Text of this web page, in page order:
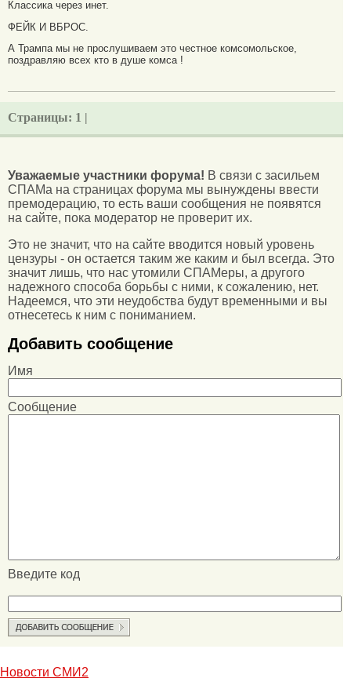
Классика через инет.
ФЕЙК И ВБРОС.
А Трампа мы не прослушиваем это честное комсомольское,
поздравляю всех кто в душе комса !
Страницы: 1 |
Уважаемые участники форума! В связи с засильем
СПАМа на страницах форума мы вынуждены ввести
премодерацию, то есть ваши сообщения не появятся
на сайте, пока модератор не проверит их.
Это не значит, что на сайте вводится новый уровень
цензуры - он остается таким же каким и был всегда. Это
значит лишь, что нас утомили СПАМеры, а другого
надежного способа борьбы с ними, к сожалению, нет.
Надеемся, что эти неудобства будут временными и вы
отнесетесь к ним с пониманием.
Добавить сообщение
Имя
Сообщение
Введите код
Новости СМИ2